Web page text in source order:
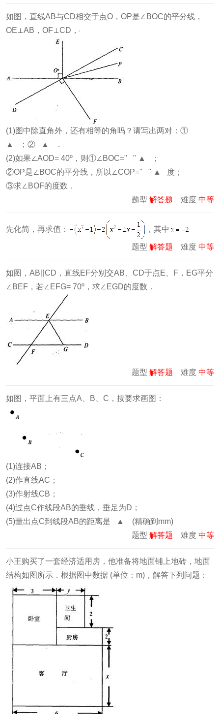
如图，直线AB与CD相交于点O，OP是∠BOC的平分线，
OE⊥AB，OF⊥CD，
(1)图中除直角外，还有相等的角吗？请写出两对：①
▲ ；② ▲ ．
(2)如果∠AOD= 40º，则①∠BOC=" " ▲ ；
②OP是∠BOC的平分线，所以∠COP=" " ▲ 度；
③求∠BOF的度数．
题型 解答题 难度 中等
先化简，再求值： ，其中
题型 解答题 难度 中等
如图，AB∥CD，直线EF分别交AB、CD于点E、F，EG平分
∠BEF，若∠EFG= 70º，求∠EGD的度数．
题型 解答题 难度 中等
如图，平面上有三点A、B、C，按要求画图：
(1)连接AB；
(2)作直线AC；
(3)作射线CB；
(4)过点C作线段AB的垂线，垂足为D；
(5)量出点C到线段AB的距离是 ▲ (精确到mm)
题型 解答题 难度 中等
小王购买了一套经济适用房，他准备将地面铺上地砖，地面
结构如图所示．根据图中数据 (单位：m)，解答下列问题：